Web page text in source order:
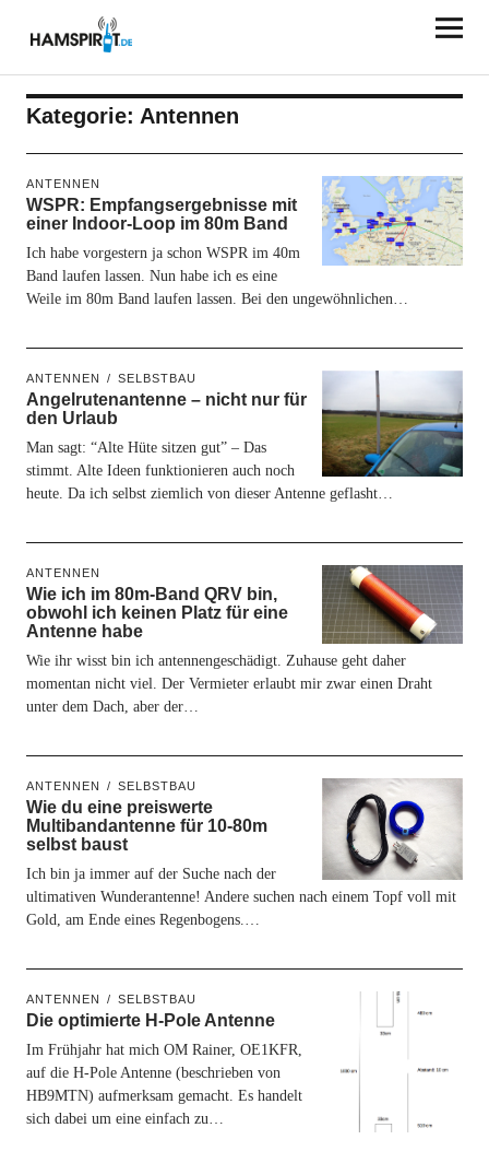
HAMSPIRIT.DE
Kategorie: Antennen
ANTENNEN
WSPR: Empfangsergebnisse mit
einer Indoor-Loop im 80m Band
Ich habe vorgestern ja schon WSPR im 40m
Band laufen lassen. Nun habe ich es eine
Weile im 80m Band laufen lassen. Bei den ungewöhnlichen…
ANTENNEN SELBSTBAU
Angelrutenantenne – nicht nur für
den Urlaub
Man sagt: “Alte Hüte sitzen gut” – Das
stimmt. Alte Ideen funktionieren auch noch
heute. Da ich selbst ziemlich von dieser Antenne geflasht…
ANTENNEN
Wie ich im 80m-Band QRV bin,
obwohl ich keinen Platz für eine
Antenne habe
Wie ihr wisst bin ich antennengeschädigt. Zuhause geht daher
momentan nicht viel. Der Vermieter erlaubt mir zwar einen Draht
unter dem Dach, aber der…
ANTENNEN SELBSTBAU
Wie du eine preiswerte
Multibandantenne für 10-80m
selbst baust
Ich bin ja immer auf der Suche nach der
ultimativen Wunderantenne! Andere suchen nach einem Topf voll mit
Gold, am Ende eines Regenbogens.…
ANTENNEN SELBSTBAU
Die optimierte H-Pole Antenne
Im Frühjahr hat mich OM Rainer, OE1KFR,
auf die H-Pole Antenne (beschrieben von
HB9MTN) aufmerksam gemacht. Es handelt
sich dabei um eine einfach zu…